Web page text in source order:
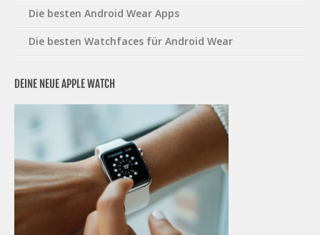
Die besten Android Wear Apps
Die besten Watchfaces für Android Wear
DEINE NEUE APPLE WATCH